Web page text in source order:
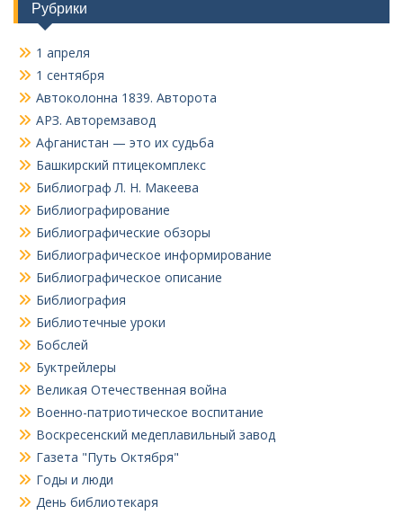
Рубрики
1 апреля
1 сентября
Автоколонна 1839. Авторота
АРЗ. Авторемзавод
Афганистан — это их судьба
Башкирский птицекомплекс
Библиограф Л. Н. Макеева
Библиографирование
Библиографические обзоры
Библиографическое информирование
Библиографическое описание
Библиография
Библиотечные уроки
Бобслей
Буктрейлеры
Великая Отечественная война
Военно-патриотическое воспитание
Воскресенский медеплавильный завод
Газета "Путь Октября"
Годы и люди
День библиотекаря